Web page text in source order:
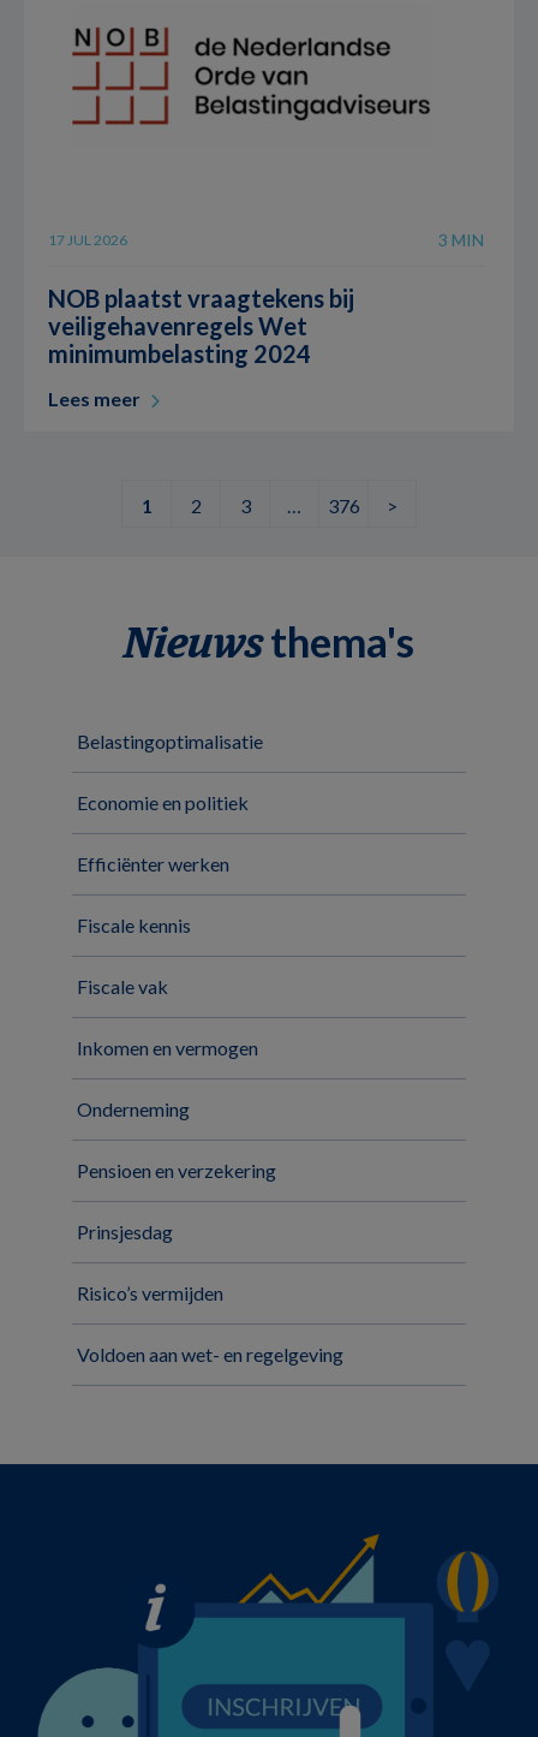
17 JUL 2026 3 MIN
NOB plaatst vraagtekens bij
veiligehavenregels Wet
minimumbelasting 2024
Lees meer
1 2 3 … 376 >
Nieuwsthema's
Belastingoptimalisatie
Economie en politiek
Efficiënter werken
Fiscale kennis
Fiscale vak
Inkomen en vermogen
Onderneming
Pensioen en verzekering
Prinsjesdag
Risico’s vermijden
Voldoen aan wet- en regelgeving